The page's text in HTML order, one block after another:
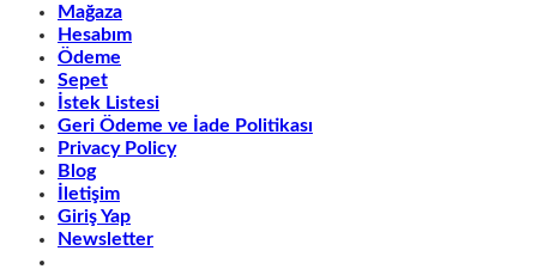
Mağaza
Hesabım
Ödeme
Sepet
İstek Listesi
Geri Ödeme ve İade Politikası
Privacy Policy
Blog
İletişim
Giriş Yap
Newsletter